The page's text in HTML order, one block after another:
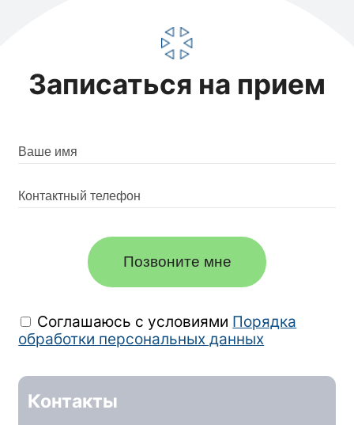
Записаться на прием
Позвоните мне
Соглашаюсь с условиями Порядка
обработки персональных данных
Контакты